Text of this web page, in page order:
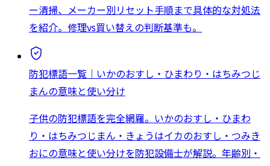
ー清掃、メーカー別リセット手順まで具体的な対処法
を紹介。修理vs買い替えの判断基準も。
防犯標語一覧｜いかのおすし・ひまわり・はちみつじ
まんの意味と使い分け
子供の防犯標語を完全網羅。いかのおすし・ひまわ
り・はちみつじまん・きょうはイカのおすし・つみき
おにの意味と使い分けを防犯設備士が解説。年齢別・